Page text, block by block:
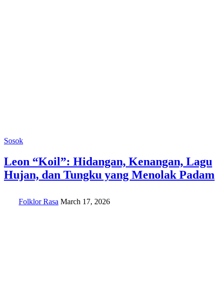
Sosok
Leon “Koil”: Hidangan, Kenangan, Lagu
Hujan, dan Tungku yang Menolak Padam
Folklor Rasa March 17, 2026